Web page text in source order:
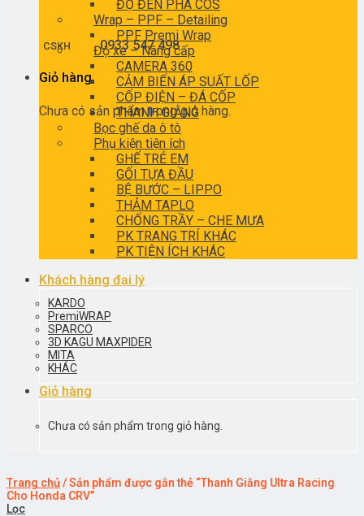
CSKH0933 547 498
Giỏ hàng
Chưa có sản phẩm trong giỏ hàng.
ĐỘ ĐÈN PHA COS
Wrap – PPF – Detailing
PPF Premi Wrap
Độ xe – Nâng cấp
CAMERA 360
CẢM BIẾN ÁP SUẤT LỐP
CỐP ĐIỆN – ĐÁ CỐP
THANH GIẰNG
Bọc ghế da ô tô
Phụ kiện tiện ích
GHẾ TRẺ EM
GỐI TỰA ĐẦU
BỆ BƯỚC – LIPPO
THẢM TAPLO
CHỐNG TRẦY – CHE MƯA
PK TRANG TRÍ KHÁC
PK TIỆN ÍCH KHÁC
Khách hàng đại lý
KARDO
PremiWRAP
SPARCO
3D KAGU MAXPIDER
MITA
KHÁC
Giỏ hàng
Chưa có sản phẩm trong giỏ hàng.
Trang chủ /Sản phẩm được gắn thẻ “Thanh Giằng Ultra Racing
Cho Honda CRV”
Lọc